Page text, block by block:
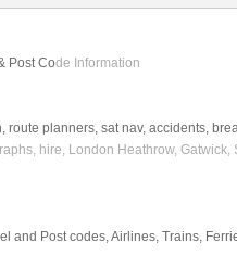
Post Code Information
planners, sat nav, accidents,
hire, London Heathrow,
and Post codes, Airlines, Trains,